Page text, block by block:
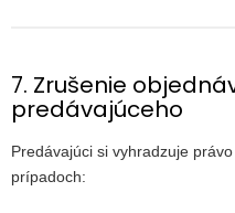
7. Zrušenie
predávajúceho
Predávajúci si vyhradzuje
prípadoch: